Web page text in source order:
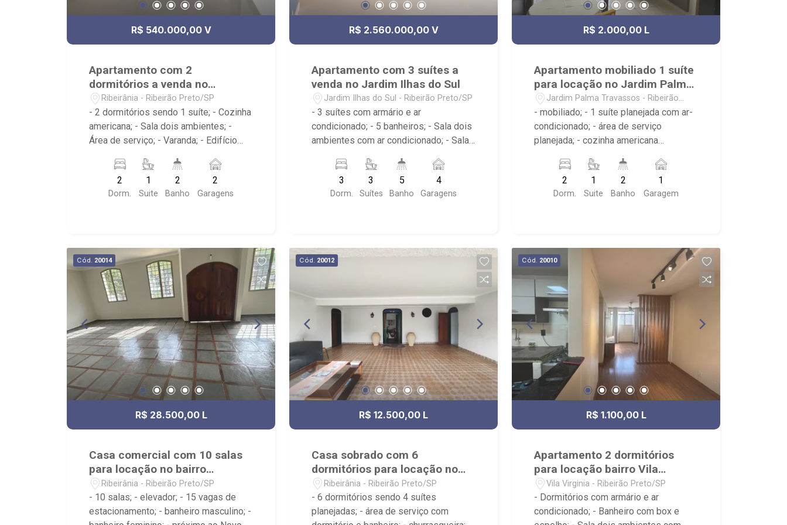
R$ 540.000,00 V
Apartamento com 2
dormitórios a venda no
Ribeirânia
Ribeirânia - Ribeirão Preto/SP
- 2 dormitórios sendo 1 suíte; - Cozinha
americana; - Sala dois ambientes; -
Área de serviço; - Varanda; - Edifício
academia, salão de festas,
churrasqueira; - Localizado próximo ao
Próximo a Unaerp, Bar do Mineiro,
2
Dorm.
1
Suite
2
Banho
2
Garagens
R$ 2.560.000,00 V
Apartamento com 3 suítes a
venda no Jardim Ilhas do Sul
Jardim Ilhas do Sul - Ribeirão Preto/SP
- 3 suítes com armário e ar
condicionado; - 5 banheiros; - Sala dois
ambientes com ar condicionado; - Sala
planejada; - Despensa; - Escritório; -
Lavabo; - Área de serviço com banheiro;
- Varanda gourmet com churrasqueira; -
Piscina Infantil, Salão de Jogos,
Playground, Sauna, Fitness - Próximo
Mateus Nader Nemer e Oba Hortifruti
Farm;
3
Dorm.
3
Suítes
5
Banho
4
Garagens
R$ 2.000,00 L
Apartamento mobiliado 1 suíte
para locação no Jardim Palma
Travassos
Jardim Palma Travassos - Ribeirão
Preto/SP
- mobiliado; - 1 suíte planejada com ar-
condicionado; - área de serviço
planejada; - cozinha americana
ambientes; - 2 banheiros planejados
com box e espelho; - próximo ao
Padaria Villa Sucreê, Thikô Sushi,
2
Dorm.
1
Suite
2
Banho
1
Garagem
Cód. 20014
R$ 28.500,00 L
Casa comercial com 10 salas
para locação no bairro
Ribeirânia
Ribeirânia - Ribeirão Preto/SP
- 10 salas; - elevador; - 15 vagas de
estacionamento; - banheiro masculino; -
Cód. 20012
R$ 12.500,00 L
Casa sobrado com 6
dormitórios para locação no
bairro Ribeirânia
Ribeirânia - Ribeirão Preto/SP
- 6 dormitórios sendo 4 suítes
planejadas; - área de serviço com
Cód. 20010
R$ 1.100,00 L
Apartamento 2 dormitórios
para locação bairro Vila
Virgínia
Vila Virginia - Ribeirão Preto/SP
- Dormitórios com armário e ar
condicionado; - Banheiro com box e